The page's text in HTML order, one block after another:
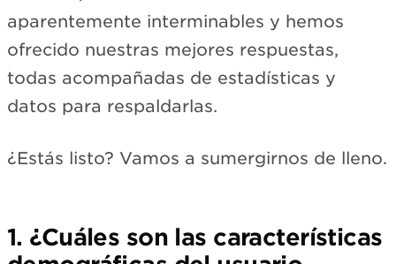
aparentemente interminables y hemos
ofrecido nuestras mejores respuestas,
todas acompañadas de estadísticas y
datos para respaldarlas.
¿Estás listo? Vamos a sumergirnos de lleno.
1. ¿Cuáles son las características